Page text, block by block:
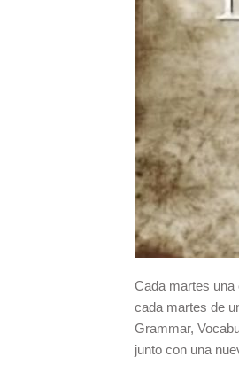
Cada martes
cada martes de
Grammar,
junto con una